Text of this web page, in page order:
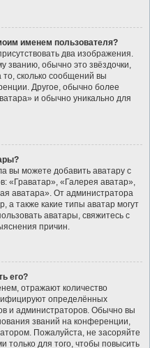
именем пользователя?
два изображения.
званию, обычно это звёздочки,
сколько сообщений вы
Другое, обычно более
и обычно уникально для
вы можете добавить аватару с
«Граватар», «Галерея аватар»,
аватара». От администратора
а также какие типы аватар могут
аватары, свяжитесь с
причин.
его?
отражают количество
определённых
и администраторов. Обычно вы
званий на конференции,
Пожалуйста, не засоряйте
для того, чтобы повысить